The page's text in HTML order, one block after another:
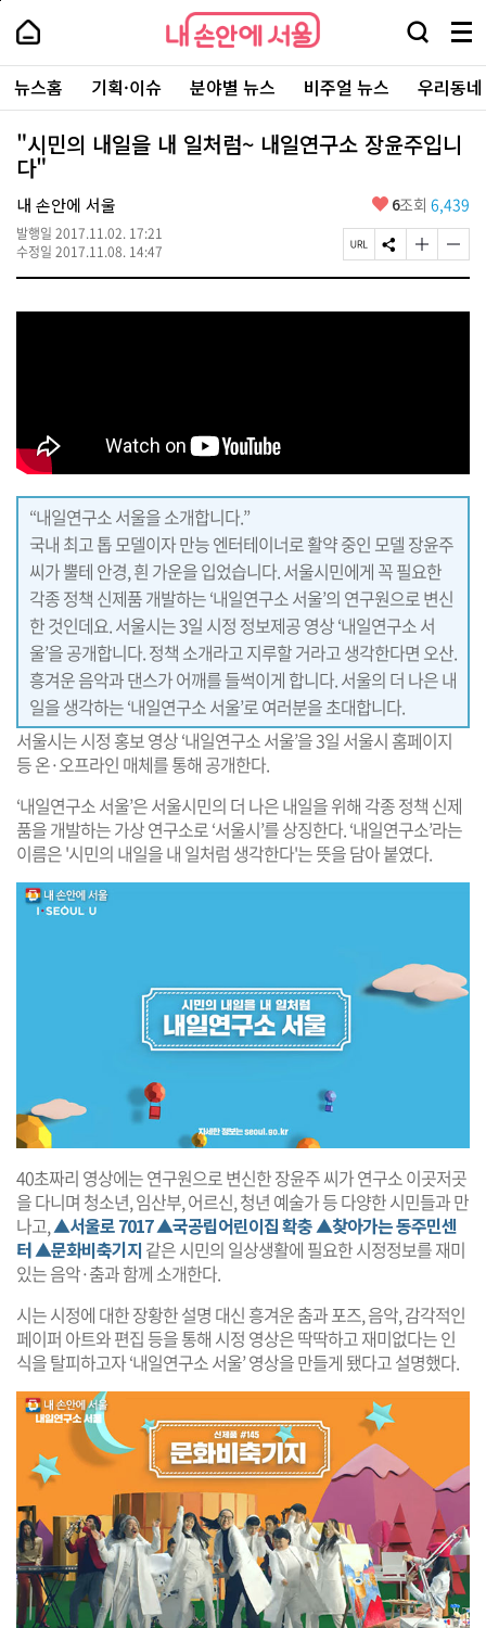
본
로
가
내
손
안
에
서
울
-
서
울
시
대
표
소
통
포
내
손
에
울
검
창
열
기
메
뉴
전
체
보
기
주
요
서
뉴스홈 기획·이슈 분야별 뉴스 비주얼 뉴스 우리동
"시민의 내일을 내 일처럼~ 내일연구소 장윤주입니
다"
내 손안에 서울
발행일 2017.11.02. 17:21
수정일 2017.11.08. 14:47
좋
요
6조회 6,439
페
이
U
S
N
공
글
자
기
글
자
기
“내일연구소 서울을 소개합니다.”
국내 최고 톱 모델이자 만능 엔터테이너로 활약 중인 모델 장윤주
씨가 뿔테 안경, 흰 가운을 입었습니다. 서울시민에게 꼭 필요한
각종 정책 신제품 개발하는 ‘내일연구소 서울’의 연구원으로 변신
한 것인데요. 서울시는 3일 시정 정보제공 영상 ‘내일연구소 서
울’을 공개합니다. 정책 소개라고 지루할 거라고 생각한다면 오산.
흥겨운 음악과 댄스가 어깨를 들썩이게 합니다. 서울의 더 나은 내
일을 생각하는 ‘내일연구소 서울’로 여러분을 초대합니다.
서울시는 시정 홍보 영상 ‘내일연구소 서울’을 3일 서울시 홈페이지
등 온·오프라인 매체를 통해 공개한다.
‘내일연구소 서울’은 서울시민의 더 나은 내일을 위해 각종 정책 신제
품을 개발하는 가상 연구소로 ‘서울시’를 상징한다. ‘내일연구소’라는
이름은 '시민의 내일을 내 일처럼 생각한다'는 뜻을 담아 붙였다.
40초짜리 영상에는 연구원으로 변신한 장윤주 씨가 연구소 이곳저곳
을 다니며 청소년, 임산부, 어르신, 청년 예술가 등 다양한 시민들과 만
나고,▲서울로 7017▲국공립어린이집 확충▲찾아가는 동주민센
터▲문화비축기지 같은 시민의 일상생활에 필요한 시정정보를 재미
있는 음악·춤과 함께 소개한다.
시는 시정에 대한 장황한 설명 대신 흥겨운 춤과 포즈, 음악, 감각적인
페이퍼 아트와 편집 등을 통해 시정 영상은 딱딱하고 재미없다는 인
식을 탈피하고자 ‘내일연구소 서울’ 영상을 만들게 됐다고 설명했다.
페
상
단
로